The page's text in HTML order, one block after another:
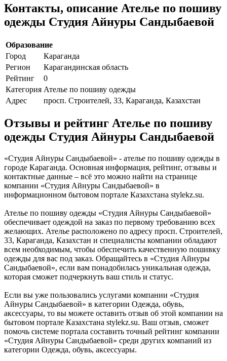
Контакты, описание Ателье по пошиву
одежды Студия Айнуры Сандыбаевой
Образование
Город
Караганда
Регион
Карагандинская область
Рейтинг
0
Категория Ателье по пошиву одежды
Адрес
просп. Строителей, 33, Караганда, Казахстан
Отзывы и рейтинг Ателье по пошиву
одежды Студия Айнуры Сандыбаевой
«Студия Айнуры Сандыбаевой» - ателье по пошиву одежды в
городе Караганда. Основная информация, рейтинг, отзывы и
контактные данные – всё это можно найти на странице
компании «Студия Айнуры Сандыбаевой» в
информационном бытовом портале Казахстана stylekz.su.
Ателье по пошиву одежды «Студия Айнуры Сандыбаевой»
обеспечивает одеждой на заказ по первому требованию всех
желающих. Ателье расположено по адресу просп. Строителей,
33, Караганда, Казахстан и специалисты компании обладают
всем необходимым, чтобы обеспечить качественную пошивку
одежды для вас под заказ. Обращайтесь в «Студия Айнуры
Сандыбаевой», если вам понадобилась уникальная одежда,
которая сможет подчеркнуть ваш стиль и статус.
Если вы уже пользовались услугами компании «Студия
Айнуры Сандыбаевой» в категории Одежда, обувь,
аксессуары, то вы можете оставить отзыв об этой компании на
бытовом портале Казахстана stylekz.su. Ваш отзыв, сможет
помочь системе портала составить точный рейтинг компании
«Студия Айнуры Сандыбаевой» среди других компаний из
категории Одежда, обувь, аксессуары.